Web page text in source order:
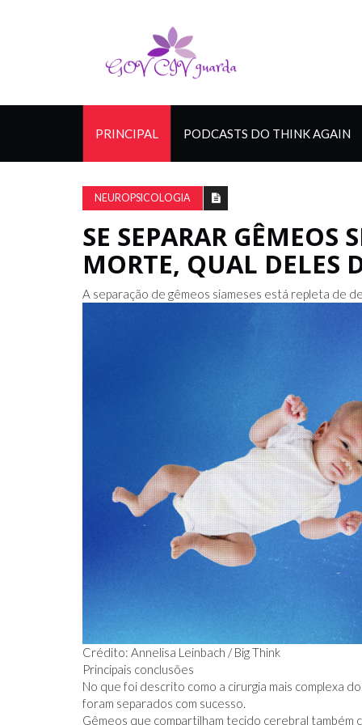
PRINCIPAL PODCASTS DO THINK AGAIN
NEUROPSICOLOGIA
SE SEPARAR GÊMEOS
MORTE, QUAL DELES
A separação de gêmeos siameses está repleta de
Crédito: Annelisa Leinbach / Big Think
Principais conclusões
No que foi descrito como a cirurgia mais complexa
foram separados com sucesso.
Gêmeos que compartilham tecido cerebral também